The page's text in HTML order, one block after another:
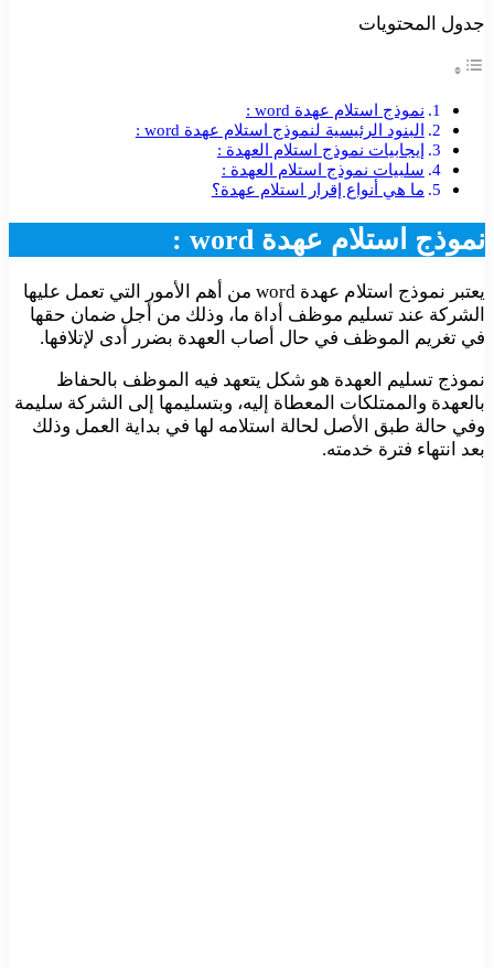
جدول المحتويات
نموذج استلام عهدة word :
البنود الرئيسية لنموذج استلام عهدة word :
إيجابيات نموذج استلام العهدة :
سلبيات نموذج استلام العهدة :
ما هي أنواع إقرار استلام عهدة؟
نموذج استلام عهدة word :
يعتبر نموذج استلام عهدة word من أهم الأمور التي تعمل عليها
الشركة عند تسليم موظف أداة ما، وذلك من أجل ضمان حقها
في تغريم الموظف في حال أصاب العهدة بضرر أدى لإتلافها.
نموذج تسليم العهدة هو شكل يتعهد فيه الموظف بالحفاظ
بالعهدة والممتلكات المعطاة إليه، وبتسليمها إلى الشركة سليمة
وفي حالة طبق الأصل لحالة استلامه لها في بداية العمل وذلك
بعد انتهاء فترة خدمته.